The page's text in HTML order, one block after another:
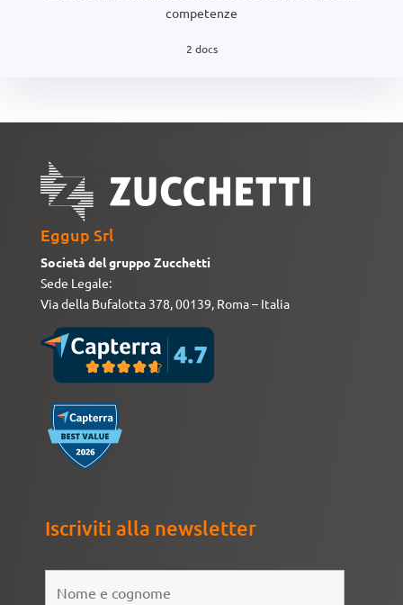
competenze
2 docs
Eggup Srl
Società del gruppo Zucchetti
Sede Legale:
Via della Bufalotta 378, 00139, Roma – Italia
Iscriviti alla newsletter